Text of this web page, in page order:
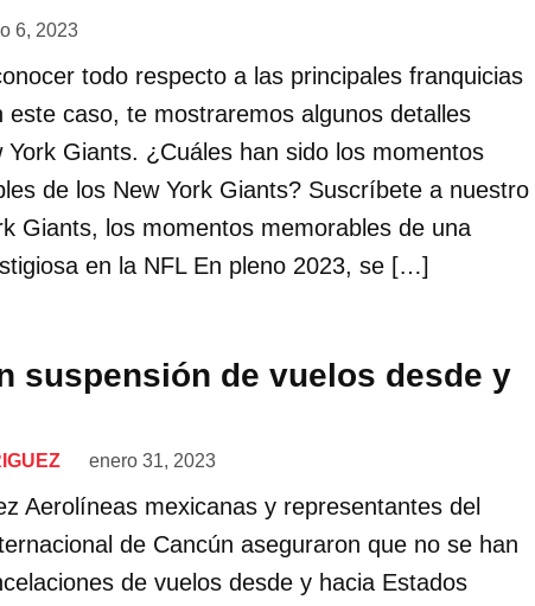
6, 2023
todo respecto a las principales franquicias
este caso, te mostraremos algunos detalles
York Giants. ¿Cuáles han sido los momentos
de los New York Giants? Suscríbete a nuestro
Giants, los momentos memorables de una
en la NFL En pleno 2023, se […]
suspensión de vuelos desde y
enero 31, 2023
Aerolíneas mexicanas y representantes del
de Cancún aseguraron que no se han
de vuelos desde y hacia Estados